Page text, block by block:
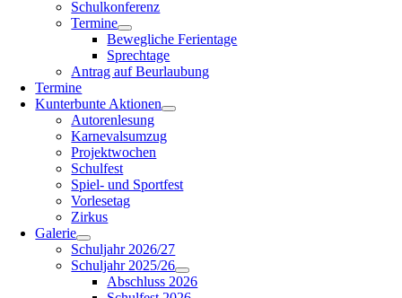
Schulkonferenz
Termine
Bewegliche Ferientage
Sprechtage
Antrag auf Beurlaubung
Termine
Kunterbunte Aktionen
Autorenlesung
Karnevalsumzug
Projektwochen
Schulfest
Spiel- und Sportfest
Vorlesetag
Zirkus
Galerie
Schuljahr 2026/27
Schuljahr 2025/26
Abschluss 2026